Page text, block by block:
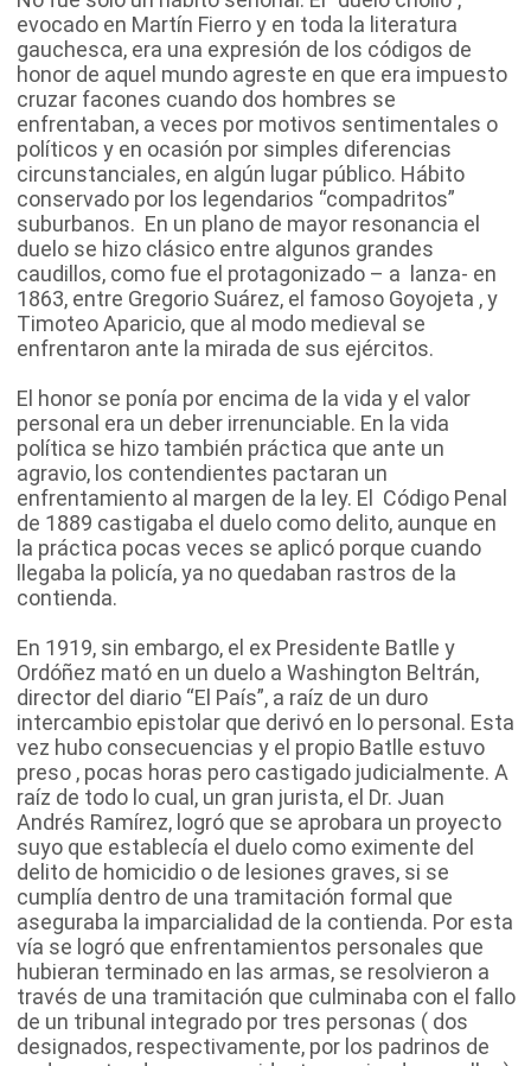
evocado en Martín Fierro y en toda la literatura
gauchesca, era una expresión de los códigos de
honor de aquel mundo agreste en que era impuesto
cruzar facones cuando dos hombres se
enfrentaban, a veces por motivos sentimentales o
políticos y en ocasión por simples diferencias
circunstanciales, en algún lugar público. Hábito
conservado por los legendarios “compadritos”
suburbanos. En un plano de mayor resonancia el
duelo se hizo clásico entre algunos grandes
caudillos, como fue el protagonizado – a lanza- en
1863, entre Gregorio Suárez, el famoso Goyojeta , y
Timoteo Aparicio, que al modo medieval se
enfrentaron ante la mirada de sus ejércitos.
El honor se ponía por encima de la vida y el valor
personal era un deber irrenunciable. En la vida
política se hizo también práctica que ante un
agravio, los contendientes pactaran un
enfrentamiento al margen de la ley. El Código Penal
de 1889 castigaba el duelo como delito, aunque en
la práctica pocas veces se aplicó porque cuando
llegaba la policía, ya no quedaban rastros de la
contienda.
En 1919, sin embargo, el ex Presidente Batlle y
Ordóñez mató en un duelo a Washington Beltrán,
director del diario “El País”, a raíz de un duro
intercambio epistolar que derivó en lo personal. Esta
vez hubo consecuencias y el propio Batlle estuvo
preso , pocas horas pero castigado judicialmente. A
raíz de todo lo cual, un gran jurista, el Dr. Juan
Andrés Ramírez, logró que se aprobara un proyecto
suyo que establecía el duelo como eximente del
delito de homicidio o de lesiones graves, si se
cumplía dentro de una tramitación formal que
aseguraba la imparcialidad de la contienda. Por esta
vía se logró que enfrentamientos personales que
hubieran terminado en las armas, se resolvieron a
través de una tramitación que culminaba con el fallo
de un tribunal integrado por tres personas ( dos
designados, respectivamente, por los padrinos de